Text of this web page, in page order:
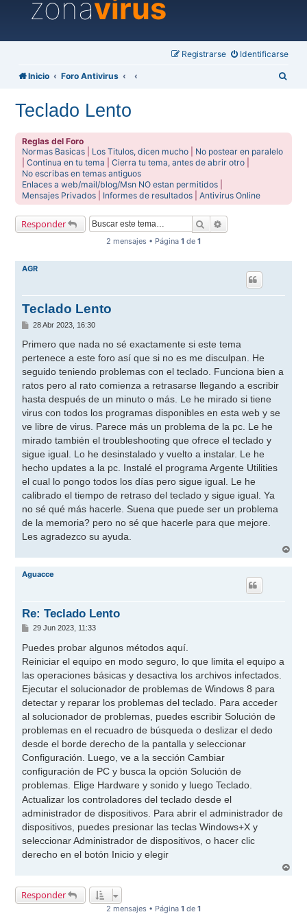
zonavirus
Identificarse
Registrarse
Inicio Foro Antivirus
Teclado Lento
Reglas del Foro
Normas Basicas
Los Titulos, dicen mucho
No postear en paralelo
|Continua en tu tema |Cierra tu tema, antes de abrir otro
No escribas en temas antiguos
Enlaces a web/mail/blog/Msn NO estan permitidos
Mensajes Privados
Informes de resultados |Antivirus Online
Responder Buscar
2 mensajes • Página 1 de 1
AGR
Teclado Lento
M
n
a
j
e
28 Abr 2023, 16:30
Primero que nada no sé exactamente si este tema
pertenece a este foro así que si no es me disculpan. He
seguido teniendo problemas con el teclado. Funciona bien a
ratos pero al rato comienza a retrasarse llegando a escribir
hasta después de un minuto o más. Le he mirado si tiene
virus con todos los programas disponibles en esta web y se
ve libre de virus. Parece más un problema de la pc. Le he
mirado también el troubleshooting que ofrece el teclado y
sigue igual. Lo he desinstalado y vuelto a instalar. Le he
hecho updates a la pc. Instalé el programa Argente Utilities
el cual lo pongo todos los días pero sigue igual. Le he
calibrado el tiempo de retraso del teclado y sigue igual. Ya
no sé qué más hacerle. Suena que puede ser un problema
de la memoria? pero no sé que hacerle para que mejore.
Les agradezco su ayuda.
r
Aguacce
Re: Teclado Lento
M
n
s
a
e
29 Jun 2023, 11:33
Puedes probar algunos métodos aquí.
Reiniciar el equipo en modo seguro, lo que limita el equipo a
las operaciones básicas y desactiva los archivos infectados.
Ejecutar el solucionador de problemas de Windows 8 para
detectar y reparar los problemas del teclado. Para acceder
al solucionador de problemas, puedes escribir Solución de
problemas en el recuadro de búsqueda o deslizar el dedo
desde el borde derecho de la pantalla y seleccionar
Configuración. Luego, ve a la sección Cambiar
configuración de PC y busca la opción Solución de
problemas. Elige Hardware y sonido y luego Teclado.
Actualizar los controladores del teclado desde el
administrador de dispositivos. Para abrir el administrador de
dispositivos, puedes presionar las teclas Windows+X y
seleccionar Administrador de dispositivos, o hacer clic
derecho en el botón Inicio y elegir
Responder
2 mensajes • Página 1 de 1